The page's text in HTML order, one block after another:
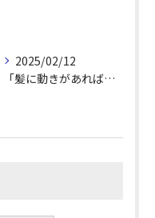
2025/02/12
「髪に動きがあれば印象は変わる！」